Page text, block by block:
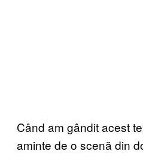
Când am gândit acest
aminte de o scenă din